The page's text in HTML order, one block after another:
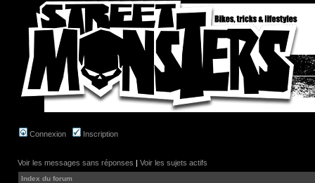
Connexion Inscription
Voir les messages sans réponses | Voir les sujets actifs
Index du forum